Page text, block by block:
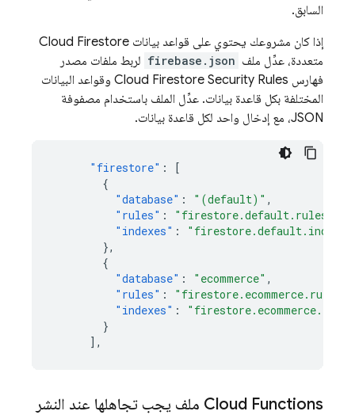
السابق.
إذا كان مشروعك يحتوي على قواعد بيانات Cloud Firestore
متعددة، عدِّل ملف firebase.json لربط ملفات مصدر
فهارس
Cloud Firestore Security Rules
وقواعد البيانات
المختلفة بكل قاعدة بيانات. عدِّل الملف باستخدام مصفوفة
JSON، مع إدخال واحد لكل قاعدة بيانات.
"firestore" :
[
{
"database" : "(default)" ,
"rules" : "firestore.default.rules"
"indexes" :
},
{
"database" : "ecommerce" ,
"rules" : "firestore.ecommerce.rules"
"indexes" :
}
],
Cloud Functions ملف يجب تجاهلها عند النشر